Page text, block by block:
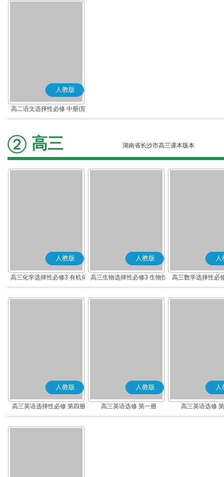
人教版
高二语文选择性必修 中册(部
编版)
高三 湖南省长沙市高三课本版本
人教版
高三化学选择性必修3 有机化
学基础
人教版
高三生物选择性必修3 生物技
术与工程
人
高三数学选择性必
(A版)
人教版
高三英语选择性必修 第四册
人教版
高三英语选修 第一册
人
高三英语选修